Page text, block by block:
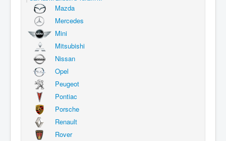
Mazda
Mercedes
Mini
Mitsubishi
Nissan
Opel
Peugeot
Pontiac
Porsche
Renault
Rover